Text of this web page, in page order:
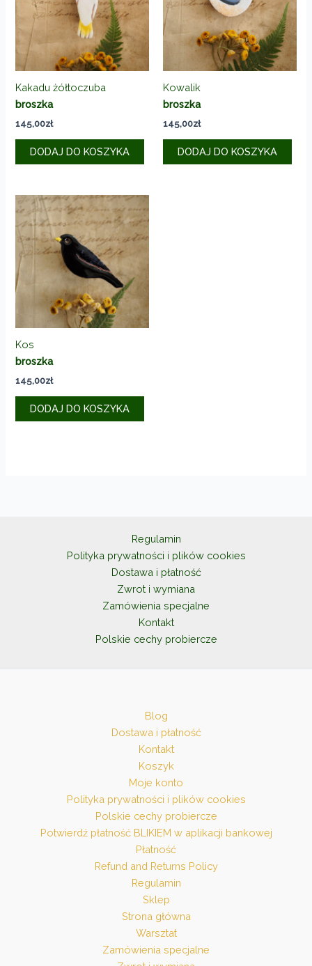
Kakadu żółtoczuba
broszka
145,00zł
DODAJ DO KOSZYKA
Kowalik
broszka
145,00zł
DODAJ DO KOSZYKA
Kos
broszka
145,00zł
DODAJ DO KOSZYKA
Regulamin
Polityka prywatności i plików cookies
Dostawa i płatność
Zwrot i wymiana
Zamówienia specjalne
Kontakt
Polskie cechy probiercze
Blog
Dostawa i płatność
Kontakt
Koszyk
Moje konto
Polityka prywatności i plików cookies
Polskie cechy probiercze
Potwierdź płatność BLIKIEM w aplikacji bankowej
Płatność
Refund and Returns Policy
Regulamin
Sklep
Strona główna
Warsztat
Zamówienia specjalne